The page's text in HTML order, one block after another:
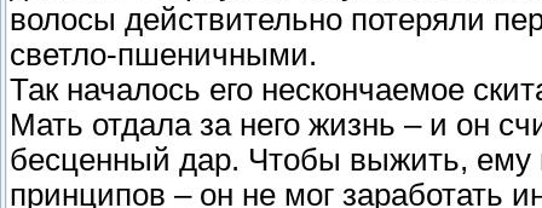
волосы действительно потеряли
светло-пшеничными.
Так началось его нескончаемое
Мать отдала за него жизнь – и он
бесценный дар. Чтобы выжить, ему
принципов – он не мог заработать